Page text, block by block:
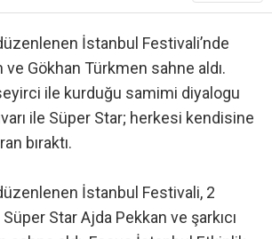
İstanbul Festivali’nde
ve Gökhan Türkmen sahne aldı.
ile kurduğu samimi diyalogu
ile Süper Star; herkesi kendisine
bıraktı.
İstanbul Festivali, 2
Star Ajda Pekkan ve şarkıcı